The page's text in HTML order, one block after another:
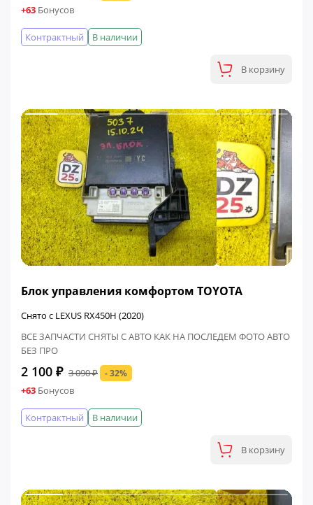
+63 Бонусов
В наличии
Контрактный
В корзину
Блок управления комфортом TOYOTA
Снято с LEXUS RX450H (2020)
ВСЕ ЗАПЧАСТИ СНЯТЫ С АВТО КАК НА ПОСЛЕДЕМ ФОТО АВТО
БЕЗ ПРО
2 100 ₽ 3 090 ₽ - 32%
+63 Бонусов
В наличии
Контрактный
В корзину